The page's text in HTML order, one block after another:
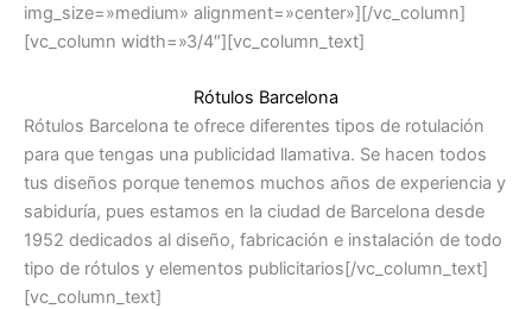
img_size=»medium» alignment=»center»][/vc_column]
[vc_column width=»3/4″][vc_column_text]
Rótulos Barcelona
Rótulos Barcelona te ofrece diferentes tipos de rotulación
para que tengas una publicidad llamativa. Se hacen todos
tus diseños porque tenemos muchos años de experiencia y
sabiduría, pues estamos en la ciudad de Barcelona desde
1952 dedicados al diseño, fabricación e instalación de todo
tipo de rótulos y elementos publicitarios[/vc_column_text]
[vc_column_text]